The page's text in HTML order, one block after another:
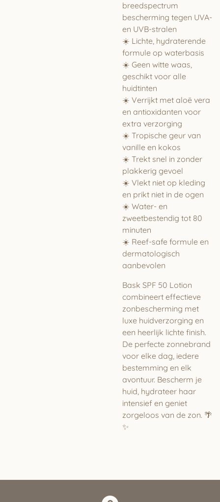
breedspectrum
bescherming tegen UVA-
en UVB-stralen
☀️ Lichte, hydraterende
formule op waterbasis
☀️ Geen witte waas,
geschikt voor alle
huidtinten
☀️ Verrijkt met aloë vera
en antioxidanten voor
extra verzorging
☀️ Tropische geur van
vanille en kokos
☀️ Trekt snel in zonder
plakkerig gevoel
☀️ Vlekt niet op kleding
en prikt niet in de ogen
☀️ Water- en
zweetbestendig tot 80
minuten
☀️ Reef-safe formule en
dermatologisch
aanbevolen
Bask SPF 50 Lotion
combineert effectieve
zonbescherming met
luxe huidverzorging en
een heerlijk lichte finish.
De perfecte zonnebrand
voor elke dag, iedere
bestemming en elk
avontuur. Bescherm je
huid, hydrateer haar
intensief en geniet
zorgeloos van de zon. 🌴
✨